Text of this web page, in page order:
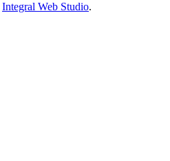
Integral Web Studio.